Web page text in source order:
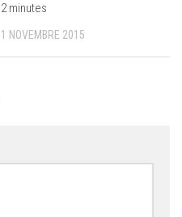
2 minutes
1 NOVEMBRE 2015